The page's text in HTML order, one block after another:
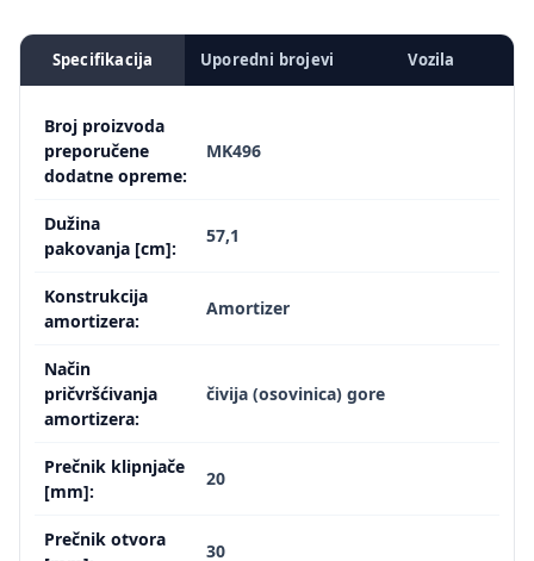
Specifikacija Uporedni brojevi Vozila
Broj proizvoda
preporučene
dodatne opreme:
MK496
Dužina
pakovanja [cm]:
57,1
Konstrukcija
amortizera:
Amortizer
Način
pričvršćivanja
amortizera:
čivija (osovinica) gore
Prečnik klipnjače
[mm]:
20
Prečnik otvora
30